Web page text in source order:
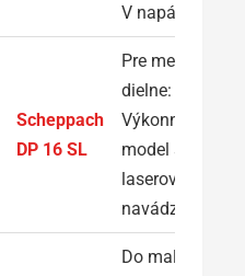
V napájaním
Scheppach
DP 16 SL
Pre menšie
dielne:
Výkonný
model s
laserovým
navádzaním
Do malej